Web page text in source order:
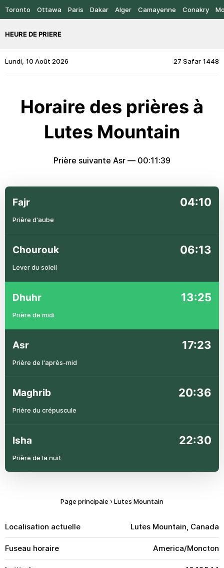
Toronto Ottawa Paris Dakar Alger Camayenne Conakry
HEURE DE PRIERE
Lundi, 10 Août 2026 27 Safar 1448
Horaire des prières à
Lutes Mountain
Prière suivante Asr — 00:11:39
Fajr 04:10
Prière d'aube
Chourouk 06:13
Lever du soleil
Dhuhr 13:25
Prière de midi
Asr 17:23
Prière de l'après-mid
Maghrib 20:36
Prière du crépuscule
Isha 22:30
Prière de la nuit
Page principale › Lutes Mountain
Localisation actuelle Lutes Mountain, Canada
Fuseau horaire America/Moncton